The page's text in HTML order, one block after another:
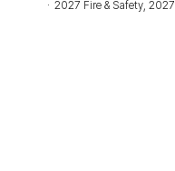
2027 Fire & Safety, 2027